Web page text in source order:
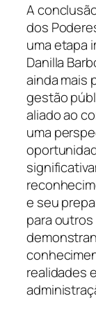
A
dos
uma etapa
Danilla
ainda mais
gestão
aliado ao
uma
e seu
para
realidades